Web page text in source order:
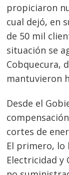
propiciaron
cual dejó, en
de 50 mil
situación se
Cobquecura,
mantuvieron
Desde el
cortes de
El primero, lo
Electricidad y